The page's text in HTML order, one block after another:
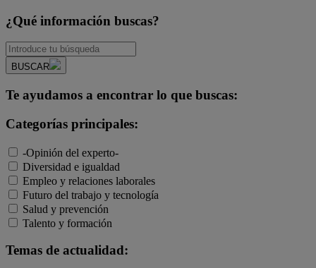
¿Qué información buscas?
BUSCAR
Te ayudamos a encontrar lo que buscas:
Categorías principales:
-Opinión del experto-
Diversidad e igualdad
Empleo y relaciones laborales
Futuro del trabajo y tecnología
Salud y prevención
Talento y formación
Temas de actualidad: